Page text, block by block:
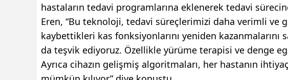
hastaların tedavi programlarına eklenerek tedavi
Eren, “Bu teknoloji, tedavi süreçlerimizi daha verimli ve
kaybettikleri kas fonksiyonlarını yeniden
da teşvik ediyoruz. Özellikle yürüme terapisi ve denge
Ayrıca cihazın gelişmiş algoritmaları, her hastanın